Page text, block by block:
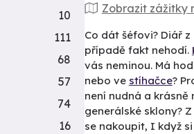
Zobrazit zážitky
Co dát šéfovi? Diář
případě fakt nehodí.
vás neminou. Má
nebo ve stíhačce?
není nudná a krásně
generálské sklony? Z
se nakoupit, I když
10
111
68
57
74
16